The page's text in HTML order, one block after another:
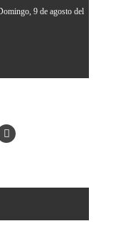
9 de agosto del